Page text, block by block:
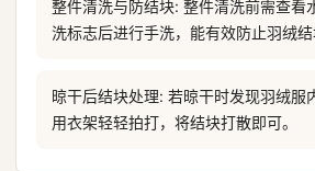
整件清洗与防结块: 整件清洗前需查看
洗标志后进行手洗，能有效防止羽绒结
晾干后结块处理: 若晾干时发现羽绒服
用衣架轻轻拍打，将结块打散即可。